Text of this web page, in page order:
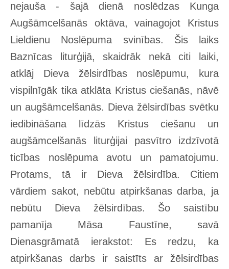
nejauša - šajā dienā noslēdzas Kunga
Augšāmcelšanās oktāva, vainagojot Kristus
Lieldienu Noslēpuma svinības. Šis laiks
Baznīcas liturģijā, skaidrāk nekā citi laiki,
atklāj Dieva žēlsirdības noslēpumu, kura
vispilnīgāk tika atklāta Kristus ciešanās, nāvē
un augšāmcelšanās. Dieva žēlsirdības svētku
iedibināšana līdzās Kristus ciešanu un
augšāmcelšanās liturģijai pasvītro izdzīvotā
ticības noslēpuma avotu un pamatojumu.
Protams, tā ir Dieva žēlsirdība. Citiem
vārdiem sakot, nebūtu atpirkšanas darba, ja
nebūtu Dieva žēlsirdības. Šo saistību
pamanīja Māsa Faustīne, savā
Dienasgrāmatā ierakstot: Es redzu, ka
atpirkšanas darbs ir saistīts ar žēlsirdības